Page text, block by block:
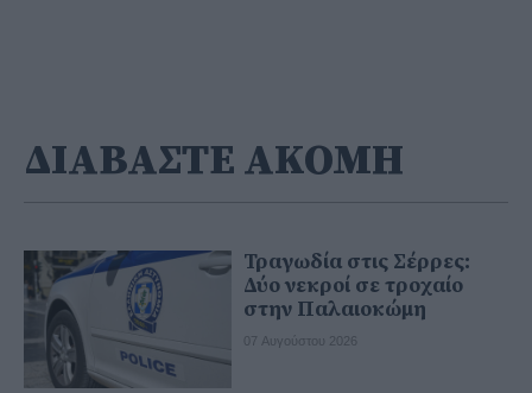
ΔΙΑΒΑΣΤΕ ΑΚΟΜΗ
Τραγωδία στις Σέρρες:
Δύο νεκροί σε τροχαίο
στην Παλαιοκώμη
07 Αυγούστου 2026